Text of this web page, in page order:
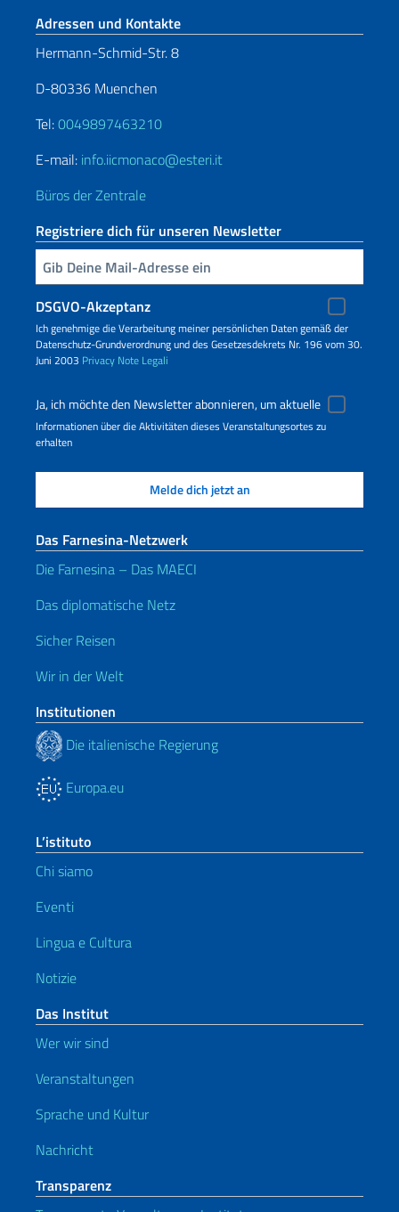
Fußbereich
Adressen und Kontakte
Hermann-Schmid-Str. 8
D-80336 Muenchen
Tel:0049897463210
E-mail: info.iicmonaco@esteri.it
Büros der Zentrale
Registriere dich für unseren Newsletter
Geben Sie Ihre E-Mail ein
DSGVO-Akzeptanz
Ich genehmige die Verarbeitung meiner persönlichen Daten gemäß der
Datenschutz-Grundverordnung und des Gesetzesdekrets Nr. 196 vom 30.
Juni 2003 Privacy Note Legali
Ja, ich möchte den Newsletter abonnieren, um aktuelle
Informationen über die Aktivitäten dieses Veranstaltungsortes zu
erhalten
Das Farnesina-Netzwerk
Die Farnesina – Das MAECI
Das diplomatische Netz
Sicher Reisen
Wir in der Welt
Institutionen
Die italienische Regierung
Europa.eu
L’istituto
Chi siamo
Eventi
Lingua e Cultura
Notizie
Das Institut
Wer wir sind
Veranstaltungen
Sprache und Kultur
Nachricht
Transparenz